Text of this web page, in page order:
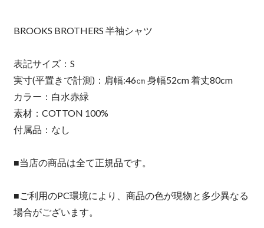
BROOKS BROTHERS 半袖シャツ
表記サイズ：S
実寸(平置きで計測)：肩幅:46㎝ 身幅52cm 着丈80cm
カラー：白水赤緑
素材：COTTON 100%
付属品：なし
■当店の商品は全て正規品です。
■ご利用のPC環境により、商品の色が現物と多少異なる
場合がございます。